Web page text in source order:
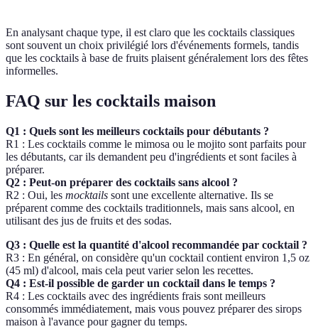
En analysant chaque type, il est claro que les cocktails classiques
sont souvent un choix privilégié lors d'événements formels, tandis
que les cocktails à base de fruits plaisent généralement lors des fêtes
informelles.
FAQ sur les cocktails maison
Q1 : Quels sont les meilleurs cocktails pour débutants ?
R1 : Les cocktails comme le mimosa ou le mojito sont parfaits pour
les débutants, car ils demandent peu d'ingrédients et sont faciles à
préparer.
Q2 : Peut-on préparer des cocktails sans alcool ?
R2 : Oui, les mocktails sont une excellente alternative. Ils se
préparent comme des cocktails traditionnels, mais sans alcool, en
utilisant des jus de fruits et des sodas.
Q3 : Quelle est la quantité d'alcool recommandée par cocktail ?
R3 : En général, on considère qu'un cocktail contient environ 1,5 oz
(45 ml) d'alcool, mais cela peut varier selon les recettes.
Q4 : Est-il possible de garder un cocktail dans le temps ?
R4 : Les cocktails avec des ingrédients frais sont meilleurs
consommés immédiatement, mais vous pouvez préparer des sirops
maison à l'avance pour gagner du temps.